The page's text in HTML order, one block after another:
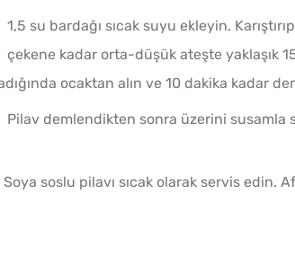
1,5 su bardağı sıcak suyu ekleyin.
çekene kadar orta-düşük ateşte yaklaşık
ocaktan alın ve 10 dakika kadar
Pilav demlendikten sonra üzerini susamla
Soya soslu pilavı sıcak olarak servis edin.